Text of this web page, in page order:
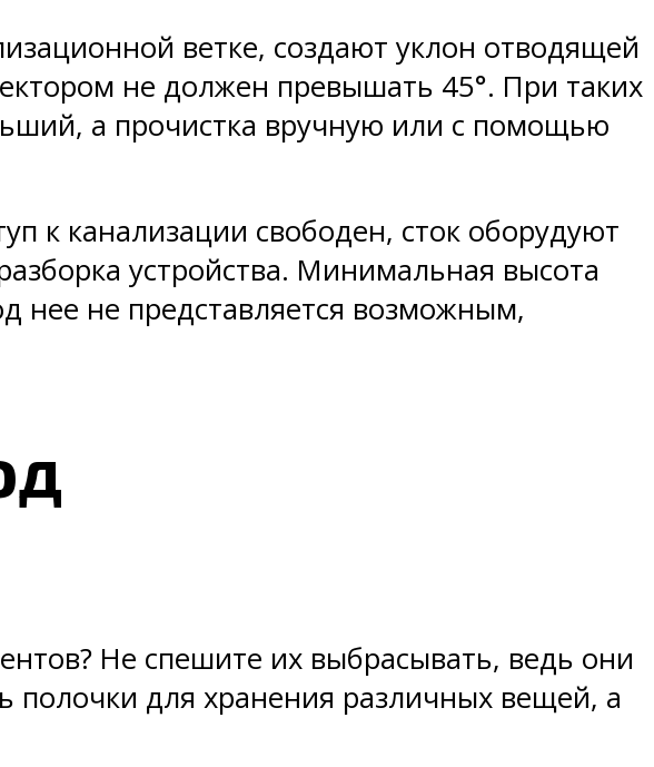
ветке, создают уклон отводящей
не должен превышать 45°. При таких
а прочистка вручную или с помощью
к канализации свободен, сток оборудуют
устройства. Минимальная высота
нее не представляется возможным,
Не спешите их выбрасывать, ведь они
полочки для хранения различных вещей, а